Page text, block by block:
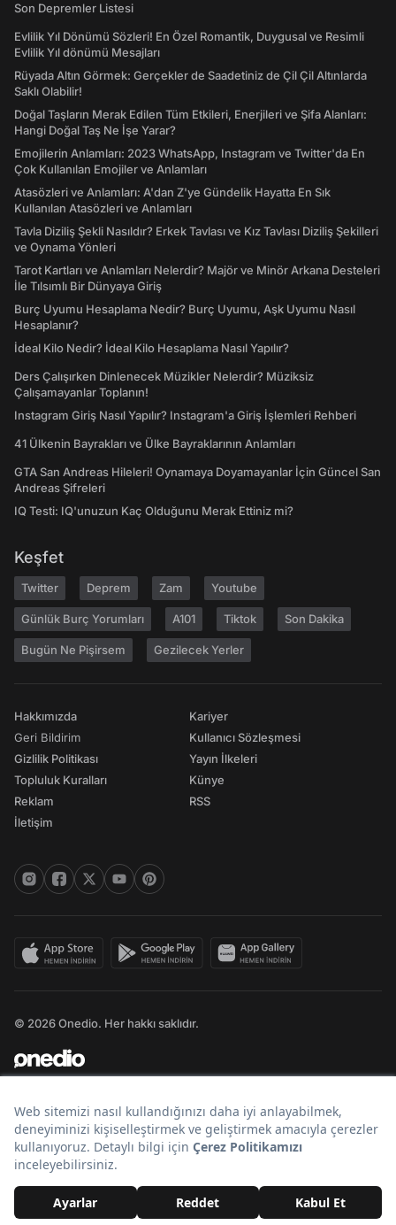
Son Depremler Listesi
Evlilik Yıl Dönümü Sözleri! En Özel Romantik, Duygusal ve Resimli
Evlilik Yıl dönümü Mesajları
Rüyada Altın Görmek: Gerçekler de Saadetiniz de Çil Çil Altınlarda
Saklı Olabilir!
Doğal Taşların Merak Edilen Tüm Etkileri, Enerjileri ve Şifa Alanları:
Hangi Doğal Taş Ne İşe Yarar?
Emojilerin Anlamları: 2023 WhatsApp, Instagram ve Twitter'da En
Çok Kullanılan Emojiler ve Anlamları
Atasözleri ve Anlamları: A'dan Z'ye Gündelik Hayatta En Sık
Kullanılan Atasözleri ve Anlamları
Tavla Diziliş Şekli Nasıldır? Erkek Tavlası ve Kız Tavlası Diziliş Şekilleri
ve Oynama Yönleri
Tarot Kartları ve Anlamları Nelerdir? Majör ve Minör Arkana Desteleri
İle Tılsımlı Bir Dünyaya Giriş
Burç Uyumu Hesaplama Nedir? Burç Uyumu, Aşk Uyumu Nasıl
Hesaplanır?
İdeal Kilo Nedir? İdeal Kilo Hesaplama Nasıl Yapılır?
Ders Çalışırken Dinlenecek Müzikler Nelerdir? Müziksiz
Çalışamayanlar Toplanın!
Instagram Giriş Nasıl Yapılır? Instagram'a Giriş İşlemleri Rehberi
41 Ülkenin Bayrakları ve Ülke Bayraklarının Anlamları
GTA San Andreas Hileleri! Oynamaya Doyamayanlar İçin Güncel San
Andreas Şifreleri
IQ Testi: IQ'unuzun Kaç Olduğunu Merak Ettiniz mi?
Keşfet
Twitter Deprem Zam Youtube
Günlük Burç Yorumları A101 Tiktok Son Dakika
Bugün Ne Pişirsem Gezilecek Yerler
Hakkımızda
Geri Bildirim
Gizlilik Politikası
Topluluk Kuralları
Reklam
İletişim
Kariyer
Kullanıcı Sözleşmesi
Yayın İlkeleri
Künye
RSS
© 2026 Onedio. Her hakkı saklıdır.
Bir markasıdır.